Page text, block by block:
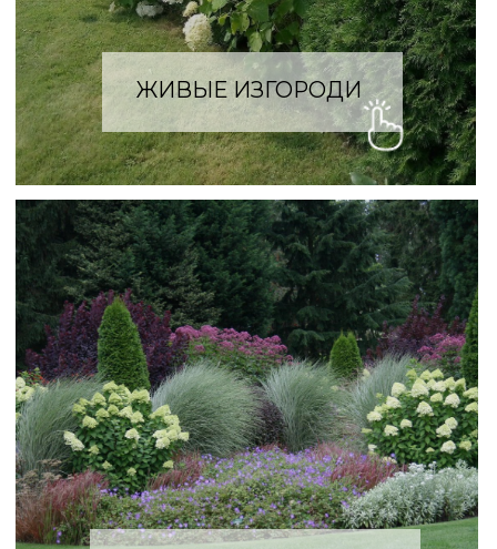
КРУПНОМЕРНЫЕ
ПОСАДКИ
ГРУППОВЫЕ
ПОСАДКИ